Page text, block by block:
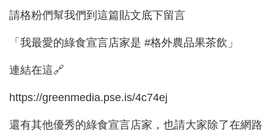
請格粉們幫我們到這篇貼文底下留言
「我最愛的綠食宣言店家是 #格外農品果茶飲」
連結在這🔗
https://greenmedia.pse.is/4c74ej
還有其他優秀的綠食宣言店家，也請大家除了在網路